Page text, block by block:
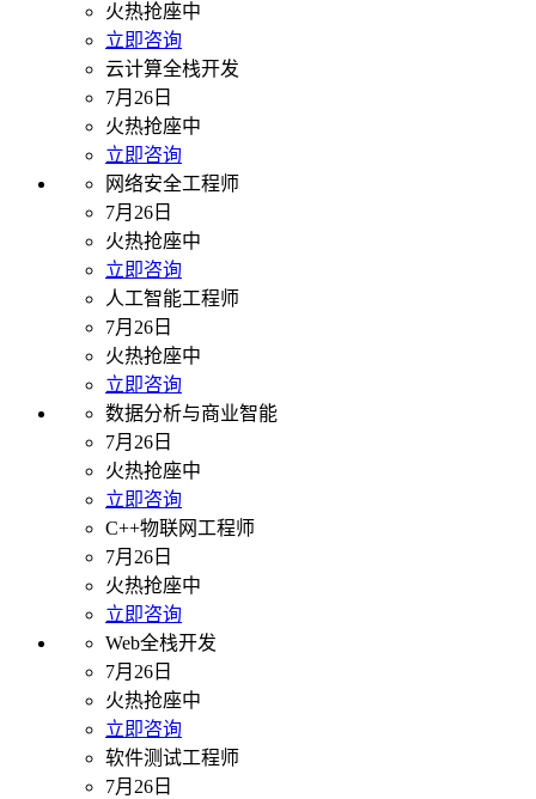
火热抢座中
立即咨询
云计算全栈开发
7月26日
火热抢座中
立即咨询
网络安全工程师
7月26日
火热抢座中
立即咨询
人工智能工程师
7月26日
火热抢座中
立即咨询
数据分析与商业智能
7月26日
火热抢座中
立即咨询
C++物联网工程师
7月26日
火热抢座中
立即咨询
Web全栈开发
7月26日
火热抢座中
立即咨询
软件测试工程师
7月26日